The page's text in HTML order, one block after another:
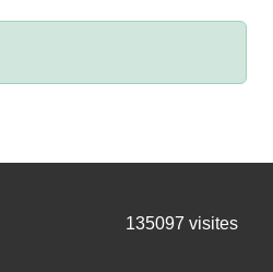
135097 visites